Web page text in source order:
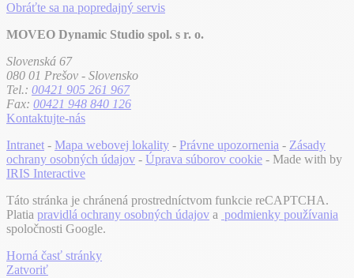
Obráťte sa na popredajný servis
MOVEO Dynamic Studio spol. s r. o.
Slovenská 67
080 01 Prešov - Slovensko
Tel.: 00421 905 261 967
Fax: 00421 948 840 126
Kontaktujte-nás
Intranet - Mapa webovej lokality - Právne upozornenia - Zásady
ochrany osobných údajov - Úprava súborov cookie - Made with by
IRIS Interactive
Táto stránka je chránená prostredníctvom funkcie reCAPTCHA.
Platia pravidlá ochrany osobných údajov a podmienky používania
spoločnosti Google.
Horná časť stránky
Zatvoriť